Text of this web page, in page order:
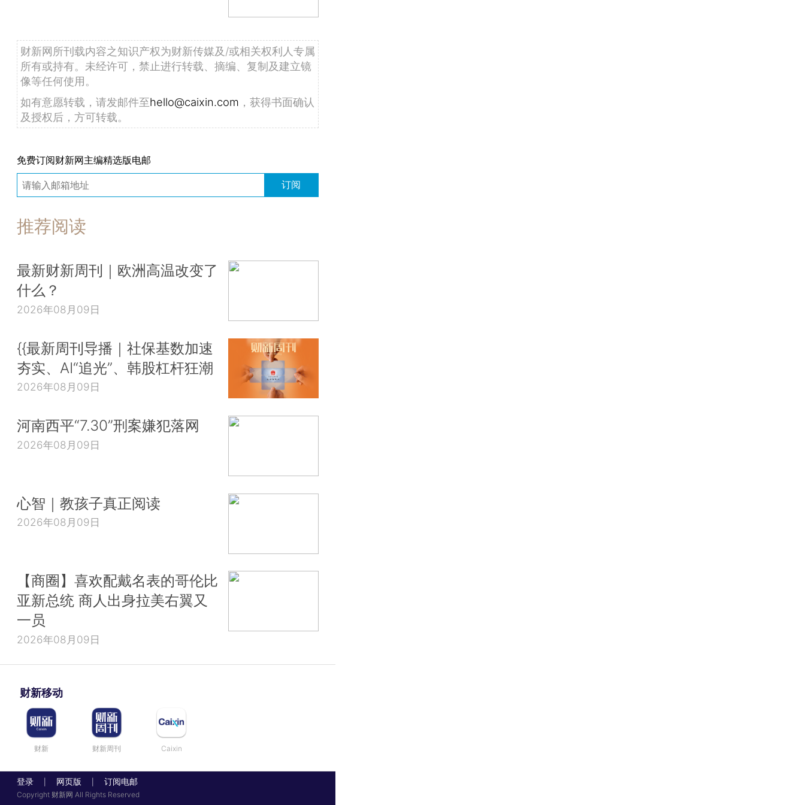
财新网所刊载内容之知识产权为财新传媒及/或相关权利人专属
所有或持有。未经许可，禁止进行转载、摘编、复制及建立镜
像等任何使用。
如有意愿转载，请发邮件至hello@caixin.com ，获得书面确认
及授权后，方可转载。
免费订阅财新网主编精选版电邮
订阅
推荐阅读
最新财新周刊｜欧洲高温改变了
什么？
2026年08月09日
{{最新周刊导播｜社保基数加速
夯实、AI“追光”、韩股杠杆狂潮
2026年08月09日
河南西平“7.30”刑案嫌犯落网
2026年08月09日
心智｜教孩子真正阅读
2026年08月09日
【商圈】喜欢配戴名表的哥伦比
亚新总统 商人出身拉美右翼又
一员
2026年08月09日
财新移动
财新 财新周刊 Caixin
登录 网页版 订阅电邮
Copyright 财新网 All Rights Reserved